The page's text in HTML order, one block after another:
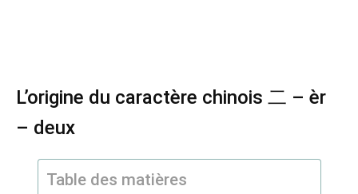
L’origine du caractère chinois 二 – èr
– deux
Table des matières